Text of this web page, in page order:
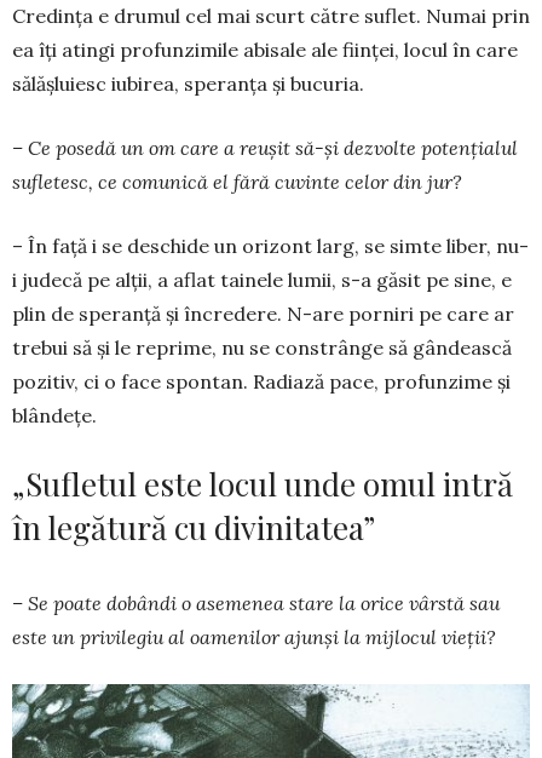
Credința e dru­mul cel mai scurt către suflet. Numai prin
ea îți atingi profunzimile abisale ale ființei, locul în care
sălășluiesc iubirea, speranța și bucuria.
– Ce posedă un om care a reușit să-și dezvolte potențialul
sufletesc, ce comunică el fără cuvinte celor din jur?
– În față i se deschide un orizont larg, se simte liber, nu-
i judecă pe alții, a aflat tainele lumii, s-a găsit pe sine, e
plin de speranță și încredere. N-are porniri pe care ar
trebui să și le reprime, nu se constrânge să gân­deas­că
pozitiv, ci o face spontan. Radiază pace, pro­fun­zime și
blândețe.
„Sufletul este locul unde omul intră
în legătură cu divinitatea”
– Se poate dobândi o asemenea stare la orice vârstă sau
este un privilegiu al oamenilor ajunși la mijlocul vieții?